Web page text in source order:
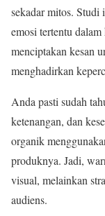
sekadar mitos.
emosi tertentu
menciptakan kesan
menghadirkan
Anda pasti sudah
ketenangan, dan
organik
produknya. Jadi,
visual, melainkan
audiens.